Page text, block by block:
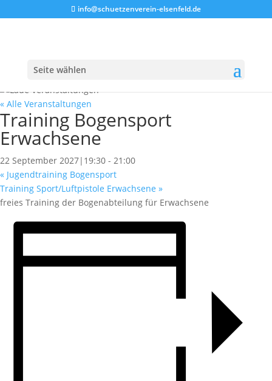
info@schuetzenverein-elsenfeld.de
Seite wählen
« Alle Veranstaltungen
Training Bogensport
Erwachsene
22 September 2027|19:30 - 21:00
« Jugendtraining Bogensport
Training Sport/Luftpistole Erwachsene »
freies Training der Bogenabteilung für Erwachsene